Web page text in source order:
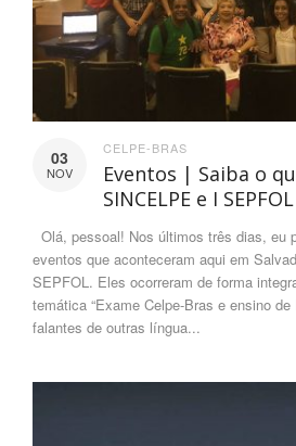
03
NOV
CELPE-BRAS
Eventos | Saiba o
SINCELPE e I SEPFOL
Olá, pessoal! Nos últimos três dias, eu
eventos que aconteceram aqui em
SEPFOL. Eles ocorreram de forma
temática “Exame Celpe-Bras e ensino
falantes de outras língua...